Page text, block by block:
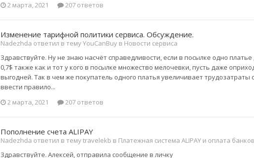
2 марта, 2021
207 ответов
Изменение тарифной политики сервиса. Обсуждение.
Nadezhda ответил в тему YouCanBuy в Новости сервиса
Здравствуйте. Ну не знаю насчёт справедливости, если в посылке одно
0,7$ также как и тот у кого в посылке множество мелочевки, пусть даже
выгодней. Так в чем же покупатель одного платья увеличивает
ввести правило...
2 марта, 2021
207 ответов
Пополнение счета ALIPAY
Nadezhda ответил в тему travelekb в Платежная система ALIPAY и оплата
Здравствуйте. Алексей, отправила сообщение в личку